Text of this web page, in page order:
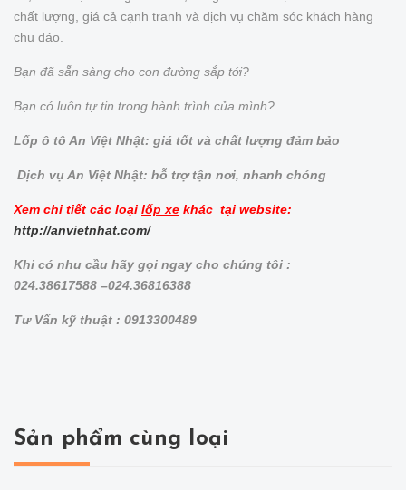
chất lượng, giá cả cạnh tranh và dịch vụ chăm sóc khách hàng
chu đáo.
Bạn đã sẵn sàng cho con đường sắp tới?
Bạn có luôn tự tin trong hành trình của mình?
Lốp ô tô An Việt Nhật: giá tốt và chất lượng đảm bảo
Dịch vụ An Việt Nhật: hỗ trợ tận nơi, nhanh chóng
Xem chi tiết các loại lốp xe khác tại website:
http://anvietnhat.com/
Khi có nhu cầu hãy gọi ngay cho chúng tôi :
024.38617588 –024.36816388
Tư Vấn kỹ thuật : 0913300489
Sản phẩm cùng loại